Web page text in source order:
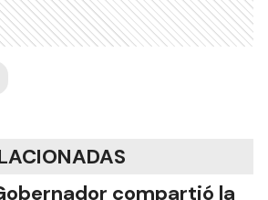
compartió la